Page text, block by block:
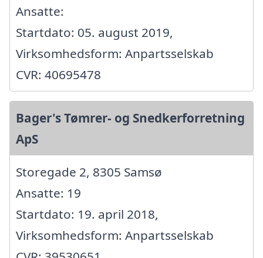
Ansatte:
Startdato: 05. august 2019,
Virksomhedsform: Anpartsselskab
CVR: 40695478
Bager's Tømrer- og Snedkerforretning
ApS
Storegade 2, 8305 Samsø
Ansatte: 19
Startdato: 19. april 2018,
Virksomhedsform: Anpartsselskab